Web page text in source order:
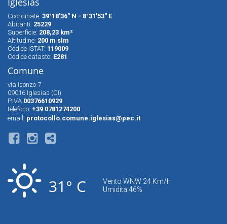
Coordinate: 39°18'36" N - 8°31'53" E
Abitanti: 25229
Superfìcie: 208,23 km²
Altitudine: 200 m slm
Codice ISTAT: 119009
Codice catasto: E281
Comune
via Isonzo 7
09016 Iglesias (CI)
P.IVA 00376610929
telefono: +39 0781274200
email: protocollo.comune.iglesias@pec.it
31° C
Vento WNW 24 Km/h
Umidità 46%